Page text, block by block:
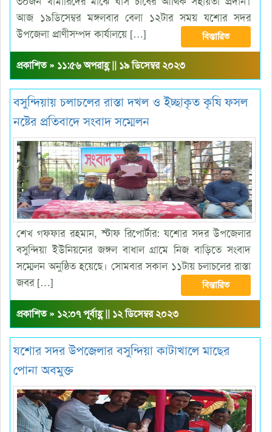
আজ ১৯ডিসেম্বর মঙ্গলবার বেলা ১২টার সময় যশোর সদর
উপজেলা প্রাণীসম্পদ কার্যালয়ে […]
বিস্তারিত
প্রকাশিত » ১১:৫৬ অপরাহ্ণ || ১৯ ডিসেম্বর ২০২৩
বসুন্দিয়ায় চলাচলের রাস্তা দখল ও ইচ্ছাকৃত কৃষি ফসল
নষ্টের প্রতিবাদে সংবাদ সম্মেলন
শেখ গফফার রহমান, স্টাফ রিপোর্টার: যশোর সদর উপজেলার
বসুন্দিয়া ইউনিয়নের জঙ্গল বাধাল গ্রামে নিজ বাড়িতে সংবাদ
সম্মেলন অনুষ্ঠিত হয়েছে। সোমবার সকাল ১১টায় চলাচলের রাস্তা
জবর […]
বিস্তারিত
প্রকাশিত » ১২:০৭ পূর্বাহ্ণ || ১২ ডিসেম্বর ২০২৩
যশোর সদর উপজেলার বসুন্দিয়া কাটাখালে মাছের
পোনা অবমুক্ত